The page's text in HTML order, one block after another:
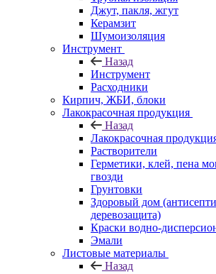
Джут, пакля, жгут
Керамзит
Шумоизоляция
Инструмент
Назад
Инструмент
Расходники
Кирпич, ЖБИ, блоки
Лакокрасочная продукция
Назад
Лакокрасочная
Растворители
Герметики, клей, пена
гвозди
Грунтовки
Здоровый дом
деревозащита)
Краски водно-
Эмали
Листовые материалы
Назад